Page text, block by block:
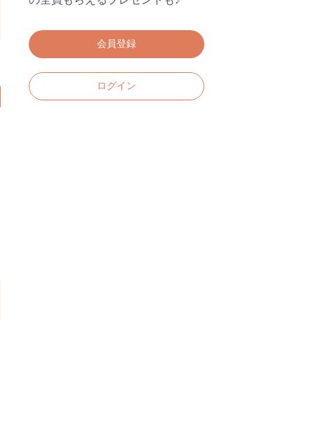
会員登録
ログイン